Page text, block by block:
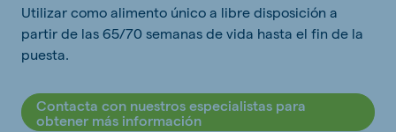
Utilizar como alimento único a libre disposición a
partir de las 65/70 semanas de vida hasta el fin de la
puesta.
Contacta con nuestros especialistas para
obtener más información